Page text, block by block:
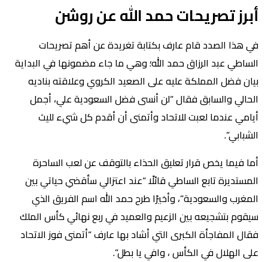
أبرز تصريحات حمد الله عن روشن
في هذا الصدد قام عارف بكتابة تغريدة عن أهم تصريحات
الساطي عبد الرزاق حمد الله؛ وهي ما جاء مضمونها في البداية
بيان فضل المملكة عليه على الصعيد الكروي وعلاقته بناديه
الحالي والسابق فقال “لن أنسى فضل السعودية علي، أجمل
أيامي عندما لعبت للاتحاد وأتمنى أن أقدم كل شيء لليث
الشبابي”.
أما فيما يخص قرار تعليق الحذاء بالتوقف عن لعب الساحرة
المستديرة تابع الساطي قائلًا “عند اعتزالي سأقضي حياتي بين
المغرب والسعودية”، وأخيرًا طرح حمد الله اسم الفريق الذي
سيقوم بتشجيعه بين الزعيم والعميد في ربع نهائي كأس الملك
فقال المفاجأة الكبرى التي أشاد بها عارف “أتمنى فوز الاتحاد
على الهلال في الكأس ، وافي يا بطل”.